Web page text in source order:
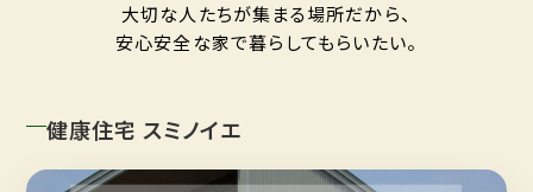
大切な人たちが集まる場所だから、
安心安全な家で暮らしてもらいたい。
健康住宅 スミノイエ